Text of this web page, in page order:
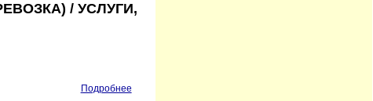
/ УСЛУГИ,
Подробнее